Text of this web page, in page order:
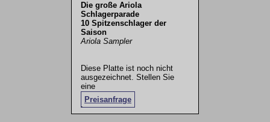
Die große Ariola
Schlagerparade
10 Spitzenschlager der
Saison
Ariola Sampler
Diese Platte ist noch nicht
ausgezeichnet. Stellen Sie
eine
Preisanfrage
.